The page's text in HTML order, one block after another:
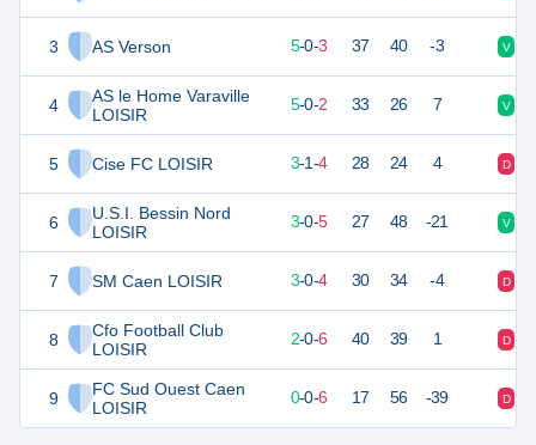
3 AS Verson
4
AS le Home Varaville
LOISIR
5 Cise FC LOISIR
6
U.S.I. Bessin Nord
LOISIR
7 SM Caen LOISIR
8
Cfo Football Club
LOISIR
9
FC Sud Ouest Caen
LOISIR
5-0-3 37 40 -3 V
14 5-0-2 33 26 7 V
10 3-1-4 28 24 4 D
9 3-0-5 27 48 -21 V
8 3-0-4 30 34 -4 D
6 2-0-6 40 39 1 D
-2 0-0-6 17 56 -39 D